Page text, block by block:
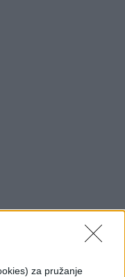
za pružanje